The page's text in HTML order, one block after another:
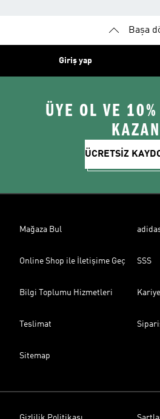
Başa
Giriş yap
ÜYE OL VE
KAZAN
ÜCRETSİZ
Mağaza Bul
Online Shop ile İletişime Geç SSS
Bilgi Toplumu Hizmetleri
Teslimat
Sitemap